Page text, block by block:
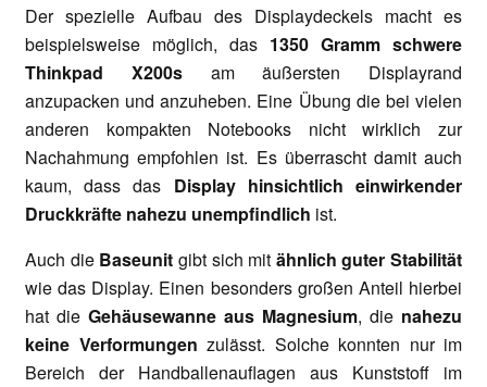
Der spezielle Aufbau des Displaydeckels macht es
beispielsweise möglich, das 1350 Gramm schwere
Thinkpad X200sam äußersten Displayrand
anzupacken und anzuheben. Eine Übung die bei vielen
anderen kompakten Notebooks nicht wirklich zur
Nachahmung empfohlen ist. Es überrascht damit auch
kaum, dass das Display hinsichtlich einwirkender
Druckkräfte nahezu unempfindlich ist.
Auch die Baseunit gibt sich mit ähnlich guter Stabilität
wie das Display. Einen besonders großen Anteil hierbei
hat die Gehäusewanne aus Magnesium, die nahezu
keine Verformungen zulässt. Solche konnten nur im
Bereich der Handballenauflagen aus Kunststoff im